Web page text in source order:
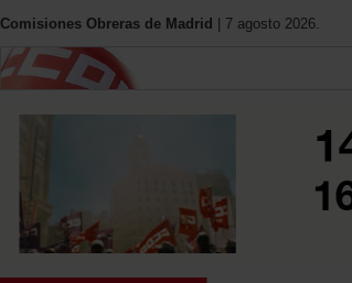
Comisiones Obreras de Madrid | 7 agosto 2026.